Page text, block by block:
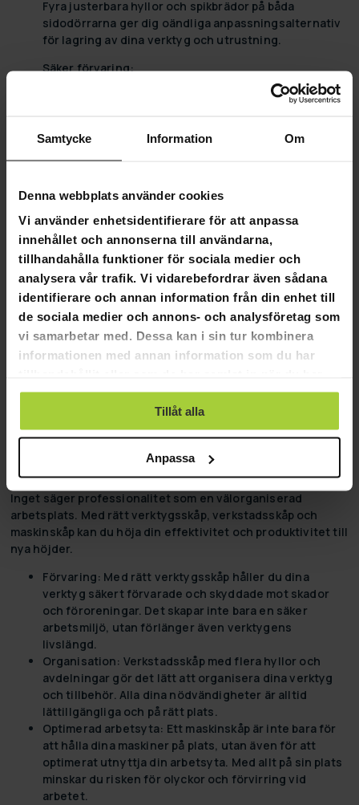
Samtycke Information Om
Denna webbplats använder cookies
Vi använder enhetsidentifierare för att anpassa
innehållet och annonserna till användarna,
tillhandahålla funktioner för sociala medier och
analysera vår trafik. Vi vidarebefordrar även sådana
identifierare och annan information från din enhet till
de sociala medier och annons- och analysföretag som
vi samarbetar med. Dessa kan i sin tur kombinera
informationen med annan information som du har
använt deras tjänster.
Tillåt alla
Anpassa
Fyra justerbara hyllor och spikbrädor på båda
sidodörrarna ger dig oändliga anpassningsalternativ
för lagring av dina verktyg och utrustning.
Säker förvaring:
Ett centrallås med två nycklar säkerställer att dina
Enkel att montera:
ditt nya verktygsskåp uppe och redo på nolltid.
Förändra din värld med Fornorth
Fornorth, där varje DIY-utmaning är en möjlighet till
skapande. Våra hållbara och effektiva DIY-maskiner, från
snöslungor till vedklyvare, är designade för att ge kraft åt
dina projekt och göra det enklare att forma din värld precis
som du föreställer dig den. Förtroendet från experter och
entusiaster, Fornorth för innovationen direkt till din dörr
tror vi att den enda gränsen borde vara din fantasi.
verkstadsskåp och maskinskåp
Inget säger professionalitet som en välorganiserad
arbetsplats. Med rättverktygsskåp,verkstadsskåp och
maskinskåp kan du höja din effektivitet och produktivitet till
nya höjder.
Förvaring: Med rätt verktygsskåp håller du dina
verktyg säkert förvarade och skyddade mot skador
och föroreningar. Det skapar inte bara en säker
arbetsmiljö, utan förlänger även verktygens
livslängd.
Organisation: Verkstadsskåp med flera hyllor och
avdelningar gör det lätt att organisera dina verktyg
och tillbehör. Alla dina nödvändigheter är alltid
lättillgängliga och på rätt plats.
Optimerad arbetsyta: Ett maskinskåp är inte bara för
att hålla dina maskiner på plats, utan även för att
optimerat utnyttja din arbetsyta. Med allt på sin plats
minskar du risken för olyckor och förvirring vid
arbetet.